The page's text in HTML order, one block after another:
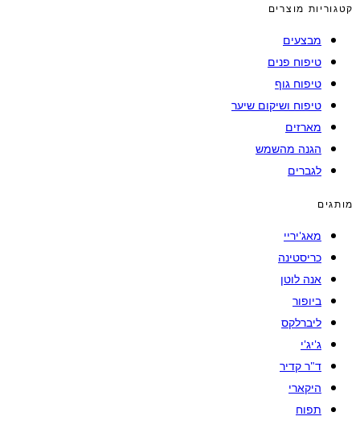
קטגוריות מוצרים
מבצעים
טיפוח פנים
טיפוח גוף
טיפוח ושיקום שיער
מארזים
הגנה מהשמש
לגברים
מותגים
מאג'יריי
כריסטינה
אנה לוטן
ביופור
ליברלקס
ג'יג'י
ד"ר קדיר
היקארי
תפוח